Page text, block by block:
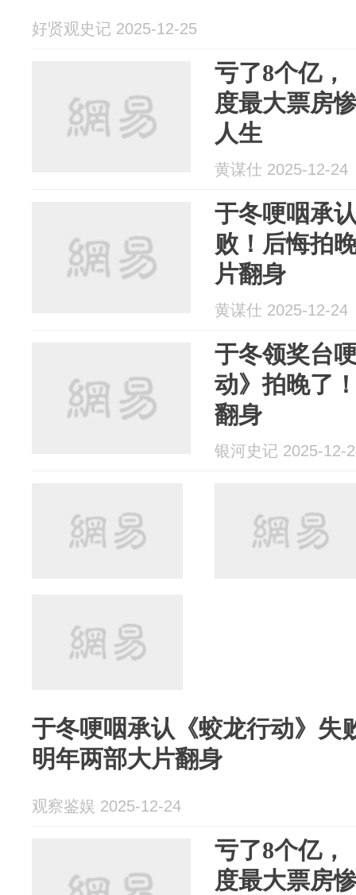
好贤观史记 2025-12-25
亏了8个亿，
度最大票房
人生
黄谋仕 2025-12-24
于冬哽咽承
败！后悔拍
片翻身
黄谋仕 2025-12-24
于冬领奖台
动》拍晚了
翻身
银河史记 2025-12-
于冬哽咽承认《蛟龙行动》失
明年两部大片翻身
观察鉴娱 2025-12-24
亏了8个亿，
度最大票房